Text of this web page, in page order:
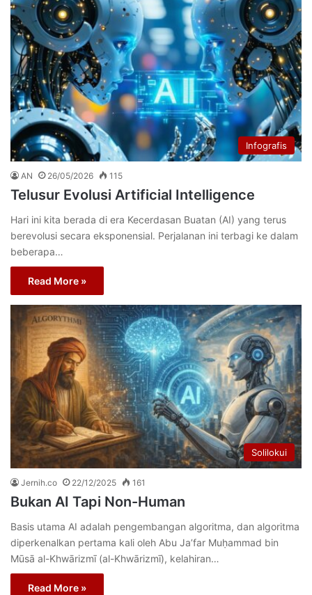
Infografis
AN 26/05/2026 115
Telusur Evolusi Artificial Intelligence
Hari ini kita berada di era Kecerdasan Buatan (AI) yang terus
berevolusi secara eksponensial. Perjalanan ini terbagi ke dalam
beberapa…
Read More »
Solilokui
Jernih.co 22/12/2025 161
Bukan AI Tapi Non-Human
Basis utama AI adalah pengembangan algoritma, dan algoritma
diperkenalkan pertama kali oleh Abu Ja’far Muḥammad bin
Mūsā al-Khwārizmī (al-Khwārizmī), kelahiran…
Read More »